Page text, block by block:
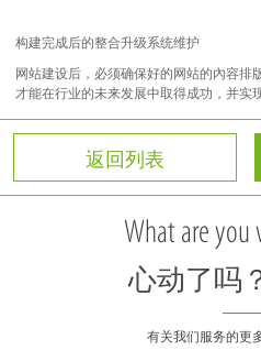
构建完成后的整合升级系统维护
网站建设后，必须确保好的网站的內容排
才能在行业的未来发展中取得成功，并实
返回列表
What are you
心动了吗
有关我们服务的更